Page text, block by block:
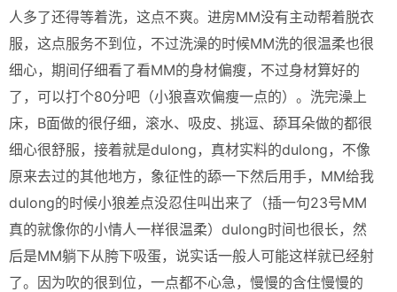
人多了还得等着洗，这点不爽。进房MM没有主动帮着脱衣
服，这点服务不到位，不过洗澡的时候MM洗的很温柔也很
细心，期间仔细看了看MM的身材偏瘦，不过身材算好的
了，可以打个80分吧（小狼喜欢偏瘦一点的）。洗完澡上
床，B面做的很仔细，滚水、吸皮、挑逗、舔耳朵做的都很
细心很舒服，接着就是dulong，真材实料的dulong，不像
原来去过的其他地方，象征性的舔一下然后用手，MM给我
dulong的时候小狼差点没忍住叫出来了（插一句23号MM
真的就像你的小情人一样很温柔）dulong时间也很长，然
后是MM躺下从胯下吸蛋，说实话一般人可能这样就已经射
了。因为吹的很到位，一点都不心急，慢慢的含住慢慢的